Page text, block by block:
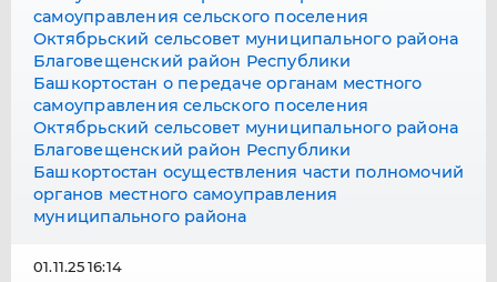
самоуправления сельского поселения
Октябрьский сельсовет муниципального района
Благовещенский район Республики
Башкортостан о передаче органам местного
самоуправления сельского поселения
Октябрьский сельсовет муниципального района
Благовещенский район Республики
Башкортостан осуществления части полномочий
органов местного самоуправления
муниципального района
01.11.25 16:14